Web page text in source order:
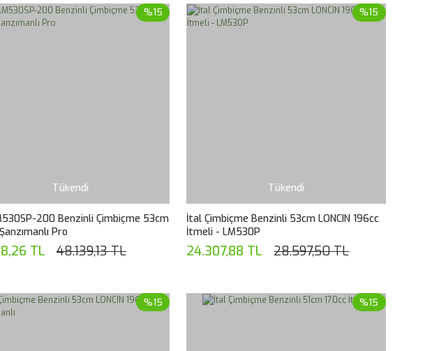
%15
Tükendi
200 Benzinli Çimbiçme 53cm
Pro
TL 48.139,13 TL
%15
Tükendi
İtal Çimbiçme Benzinli 53cm LONCIN 196cc
İtmeli - LM530P
24.307,88 TL 28.597,50 TL
%15 %15